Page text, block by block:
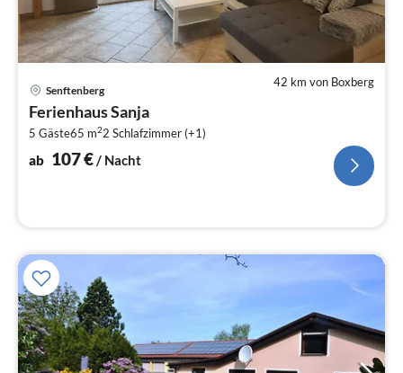
42 km von Boxberg
Senftenberg
Ferienhaus Sanja
5 Gäste65 m22 Schlafzimmer (+1)
ab 107€/ Nacht